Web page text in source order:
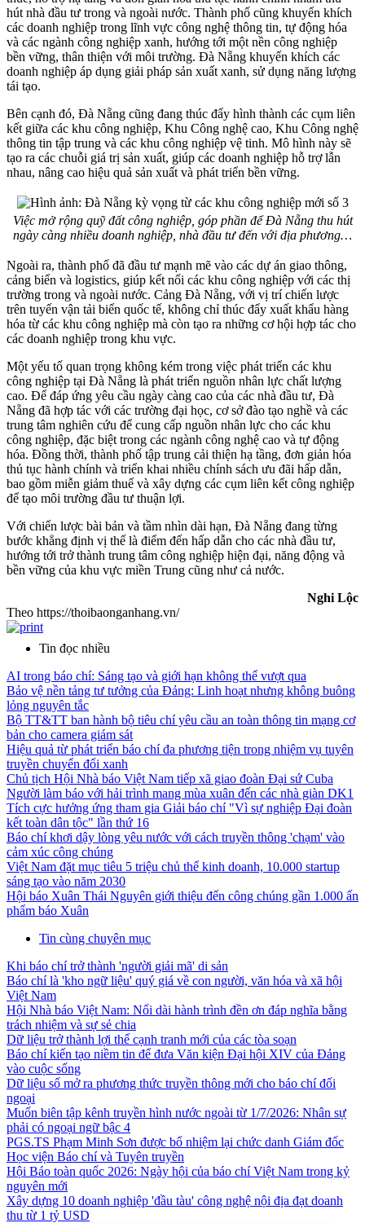
hút nhà đầu tư trong và ngoài nước. Thành phố cũng khuyến khích
các doanh nghiệp trong lĩnh vực công nghệ thông tin, tự động hóa
và các ngành công nghiệp xanh, hướng tới một nền công nghiệp
bền vững, thân thiện với môi trường. Đà Nẵng khuyến khích các
doanh nghiệp áp dụng giải pháp sản xuất xanh, sử dụng năng lượng
tái tạo.
Bên cạnh đó, Đà Nẵng cũng đang thúc đẩy hình thành các cụm liên
kết giữa các khu công nghiệp, Khu Công nghệ cao, Khu Công nghệ
thông tin tập trung và các khu công nghiệp vệ tinh. Mô hình này sẽ
tạo ra các chuỗi giá trị sản xuất, giúp các doanh nghiệp hỗ trợ lẫn
nhau, nâng cao hiệu quả sản xuất và phát triển bền vững.
Việc mở rộng quỹ đất công nghiệp, góp phần để Đà Nẵng thu hút
ngày càng nhiều doanh nghiệp, nhà đầu tư đến với địa phương…
Ngoài ra, thành phố đã đầu tư mạnh mẽ vào các dự án giao thông,
cảng biển và logistics, giúp kết nối các khu công nghiệp với các thị
trường trong và ngoài nước. Cảng Đà Nẵng, với vị trí chiến lược
trên tuyến vận tải biển quốc tế, không chỉ thúc đẩy xuất khẩu hàng
hóa từ các khu công nghiệp mà còn tạo ra những cơ hội hợp tác cho
các doanh nghiệp trong khu vực.
Một yếu tố quan trọng không kém trong việc phát triển các khu
công nghiệp tại Đà Nẵng là phát triển nguồn nhân lực chất lượng
cao. Để đáp ứng yêu cầu ngày càng cao của các nhà đầu tư, Đà
Nẵng đã hợp tác với các trường đại học, cơ sở đào tạo nghề và các
trung tâm nghiên cứu để cung cấp nguồn nhân lực cho các khu
công nghiệp, đặc biệt trong các ngành công nghệ cao và tự động
hóa. Đồng thời, thành phố tập trung cải thiện hạ tầng, đơn giản hóa
thủ tục hành chính và triển khai nhiều chính sách ưu đãi hấp dẫn,
bao gồm miễn giảm thuế và xây dựng các cụm liên kết công nghiệp
để tạo môi trường đầu tư thuận lợi.
Với chiến lược bài bản và tầm nhìn dài hạn, Đà Nẵng đang từng
bước khẳng định vị thế là điểm đến hấp dẫn cho các nhà đầu tư,
hướng tới trở thành trung tâm công nghiệp hiện đại, năng động và
bền vững của khu vực miền Trung cũng như cả nước.
Nghi Lộc
Theo https://thoibaonganhang.vn/
Tin đọc nhiều
AI trong báo chí: Sáng tạo và giới hạn không thể vượt qua
Bảo vệ nền tảng tư tưởng của Đảng: Linh hoạt nhưng không buông
lỏng nguyên tắc
Bộ TT&TT ban hành bộ tiêu chí yêu cầu an toàn thông tin mạng cơ
bản cho camera giám sát
Hiệu quả từ phát triển báo chí đa phương tiện trong nhiệm vụ tuyên
truyền chuyển đổi xanh
Chủ tịch Hội Nhà báo Việt Nam tiếp xã giao đoàn Đại sứ Cuba
Người làm báo với hải trình mang mùa xuân đến các nhà giàn DK1
Tích cực hưởng ứng tham gia Giải báo chí "Vì sự nghiệp Đại đoàn
kết toàn dân tộc" lần thứ 16
Báo chí khơi dậy lòng yêu nước với cách truyền thông 'chạm' vào
cảm xúc công chúng
Việt Nam đặt mục tiêu 5 triệu chủ thể kinh doanh, 10.000 startup
sáng tạo vào năm 2030
Hội báo Xuân Thái Nguyên giới thiệu đến công chúng gần 1.000 ấn
phẩm báo Xuân
Tin cùng chuyên mục
Khi báo chí trở thành 'người giải mã' di sản
Báo chí là 'kho ngữ liệu' quý giá về con người, văn hóa và xã hội
Việt Nam
Hội Nhà báo Việt Nam: Nối dài hành trình đền ơn đáp nghĩa bằng
trách nhiệm và sự sẻ chia
Dữ liệu trở thành lợi thế cạnh tranh mới của các tòa soạn
Báo chí kiến tạo niềm tin để đưa Văn kiện Đại hội XIV của Đảng
vào cuộc sống
Dữ liệu số mở ra phương thức truyền thông mới cho báo chí đối
ngoại
Muốn biên tập kênh truyền hình nước ngoài từ 1/7/2026: Nhân sự
phải có ngoại ngữ bậc 4
PGS.TS Phạm Minh Sơn được bổ nhiệm lại chức danh Giám đốc
Học viện Báo chí và Tuyên truyền
Hội Báo toàn quốc 2026: Ngày hội của báo chí Việt Nam trong kỷ
nguyên mới
Xây dựng 10 doanh nghiệp 'đầu tàu' công nghệ nội địa đạt doanh
thu từ 1 tỷ USD